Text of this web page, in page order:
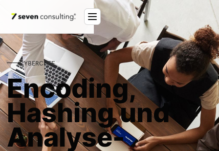
CYBERCHEF
Encoding,
Hashing und
Analyse-